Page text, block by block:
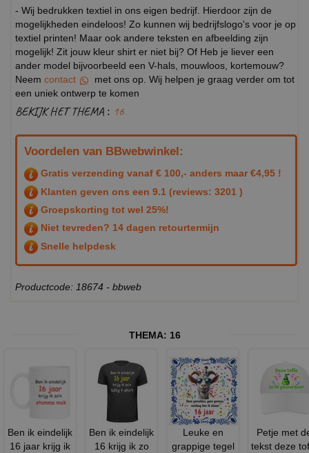
- Wij bedrukken textiel in ons eigen bedrijf. Hierdoor zijn de
mogelijkheden eindeloos! Zo kunnen wij bedrijfslogo's voor je op
textiel printen! Maar ook andere teksten en afbeelding zijn
mogelijk! Zit jouw kleur shirt er niet bij? Of Heb je liever een
ander model bijvoorbeeld een V-hals, mouwloos, kortemouw?
Neem contact
met ons op. Wij helpen je graag verder om tot
een uniek ontwerp te komen
BEKIJK HET THEMA : 16
Voordelen van BBwebwinkel:
Gratis verzending vanaf € 100,- anders maar €4,95 !
Klanten geven ons een 9.1 (reviews: 3201 )
Groepskorting tot wel 25%!
Niet tevreden? 14 dagen retourtermijn
Snelle helpdesk
Productcode: 18674 - bbweb
THEMA: 16
Ben ik eindelijk
16 jaar krijg ik
Ben ik eindelijk
16 krijg ik zo
Leuke en
grappige tegel
Petje met
tekst deze